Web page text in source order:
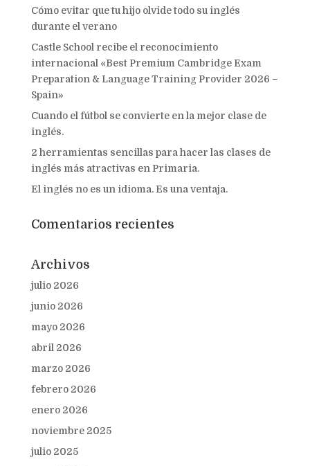
Cómo evitar que tu hijo olvide todo su inglés
durante el verano
Castle School recibe el reconocimiento
internacional «Best Premium Cambridge Exam
Preparation & Language Training Provider 2026 –
Spain»
Cuando el fútbol se convierte en la mejor clase de
inglés.
2 herramientas sencillas para hacer las clases de
inglés más atractivas en Primaria.
El inglés no es un idioma. Es una ventaja.
Comentarios recientes
Archivos
julio 2026
junio 2026
mayo 2026
abril 2026
marzo 2026
febrero 2026
enero 2026
noviembre 2025
julio 2025